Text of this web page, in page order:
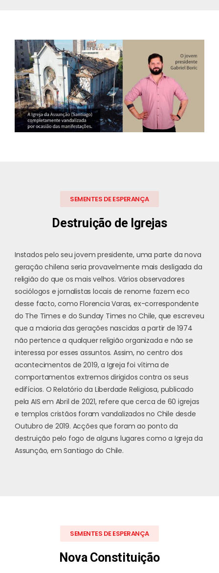
SEMENTES DE ESPERANÇA
Destruição de Igrejas
Instados pelo seu jovem presidente, uma parte da nova
geração chilena seria provavelmente mais desligada da
religião do que os mais velhos. Vários observadores
sociólogos e jornalistas locais de renome fazem eco
desse facto, como Florencia Varas, ex-correspondente
do The Times e do Sunday Times no Chile, que escreveu
que a maioria das gerações nascidas a partir de 1974
não pertence a qualquer religião organizada e não se
interessa por esses assuntos. Assim, no centro dos
acontecimentos de 2019, a Igreja foi vítima de
comportamentos extremos dirigidos contra os seus
edifícios. ORelatório da Liberdade Religiosa, publicado
pela AIS em Abril de 2021, refere que cerca de 60 igrejas
e templos cristãos foram vandalizados no Chile desde
Outubro de 2019. Acções que foram ao ponto da
destruição pelo fogo de alguns lugares como a Igreja da
Assunção, em Santiago do Chile.
SEMENTES DE ESPERANÇA
Nova Constituição